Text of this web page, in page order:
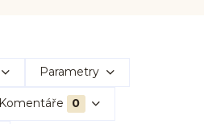
Parametry
Komentáře 0